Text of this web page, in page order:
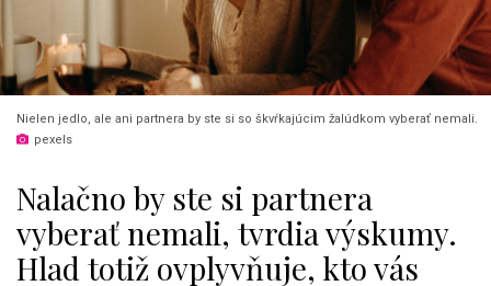
Nielen jedlo, ale ani partnera by ste si so škvŕkajúcim žalúdkom vyberať nemali.
pexels
Nalačno by ste si partnera
vyberať nemali, tvrdia výskumy.
Hlad totiž ovplyvňuje, kto vás